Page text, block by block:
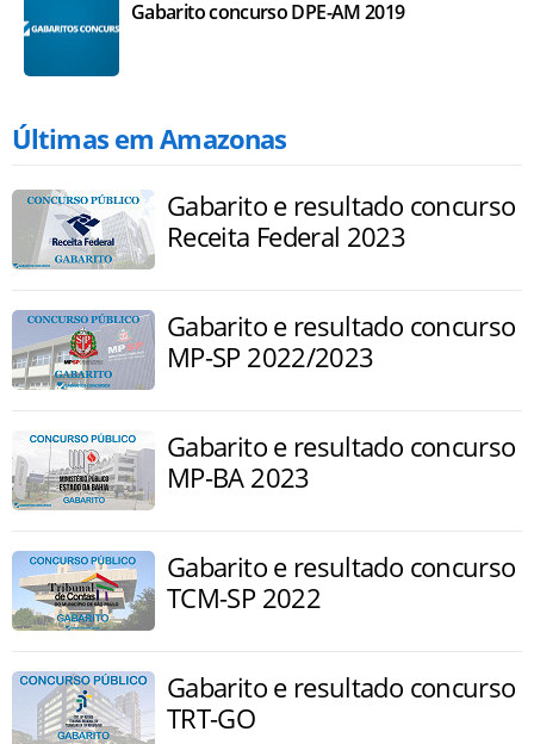
Gabarito concurso DPE-AM 2019
Últimas em Amazonas
Gabarito e resultado concurso
Receita Federal 2023
Gabarito e resultado concurso
MP-SP 2022/2023
Gabarito e resultado concurso
MP-BA 2023
Gabarito e resultado concurso
TCM-SP 2022
Gabarito e resultado concurso
TRT-GO